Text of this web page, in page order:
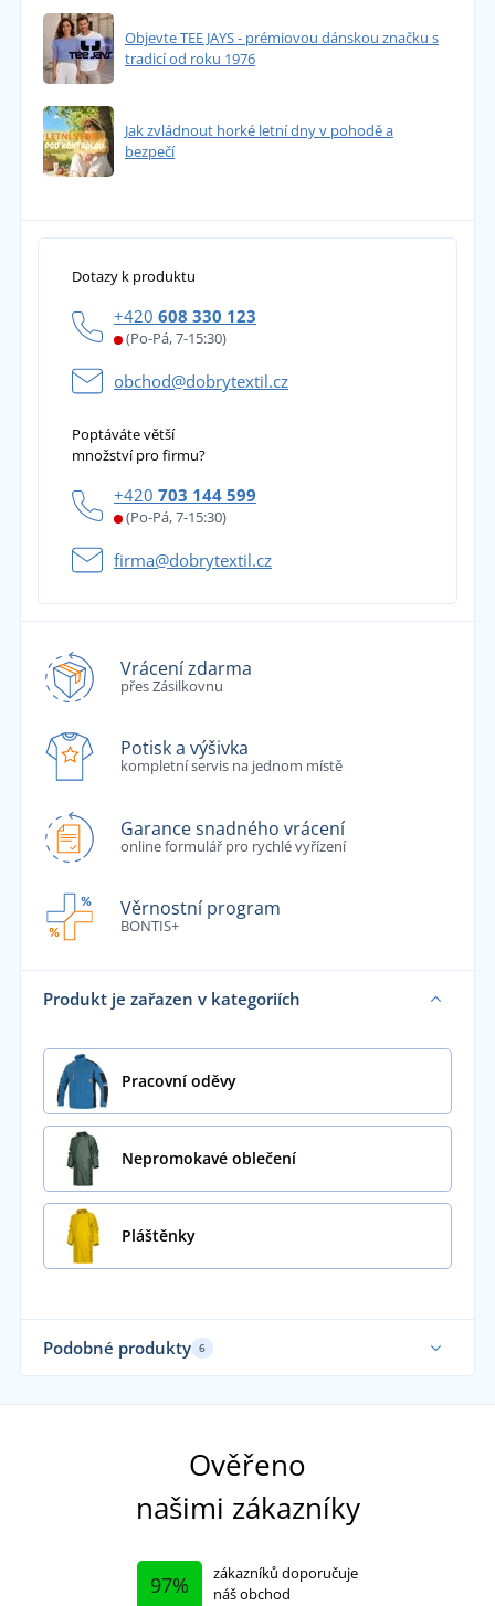
Objevte TEE JAYS - prémiovou dánskou značku s
tradicí od roku 1976
Jak zvládnout horké letní dny v pohodě a
bezpečí
Dotazy k produktu
+420 608 330 123
(Po-Pá, 7-15:30)
obchod@dobrytextil.cz
Poptáváte větší
množství pro firmu?
+420 703 144 599
(Po-Pá, 7-15:30)
firma@dobrytextil.cz
Vrácení zdarma
přes Zásilkovnu
Potisk a výšivka
kompletní servis na jednom místě
Garance snadného vrácení
online formulář pro rychlé vyřízení
Věrnostní program
BONTIS+
Produkt je zařazen v kategoriích
Pracovní oděvy
Nepromokavé oblečení
Pláštěnky
Podobné produkty 6
Ověřeno
našimi zákazníky
97%
zákazníků doporučuje
náš obchod